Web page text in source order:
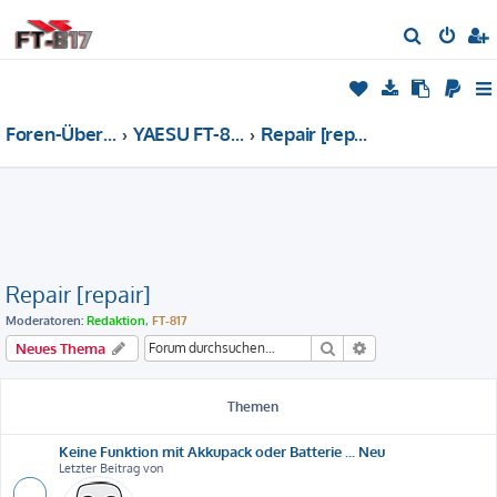
u
c
Foren-Übersicht YAESU FT-817/818 - Forum Repair [repair]
Repair [repair]
Moderatoren: Redaktion, FT-817
Neues Thema Suche
Themen
Keine Funktion mit Akkupack oder Batterie ... Neu
Letzter Beitrag von